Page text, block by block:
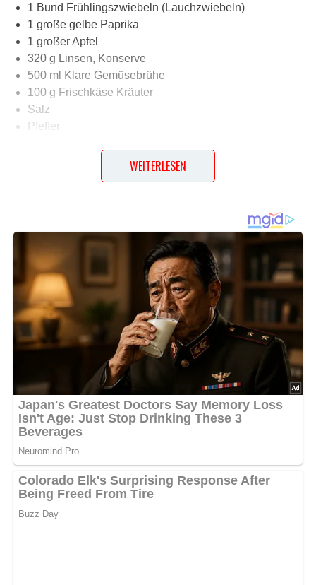
1 Bund Frühlingszwiebeln (Lauchzwiebeln)
1 große gelbe Paprika
1 großer Apfel
320 g Linsen, Konserve
500 ml Klare Gemüsebrühe
100 g Frischkäse Kräuter
Salz
Pfeffer
Dann hinterlasse doch bitte einen Kommentar am
Ende dieser Seite & auch eine Bewertung!
Und so wird es gemacht…
Kartoffeln schälen und in Würfel schneiden. Schinken in
einem großen Topf auslassen. Lauchzwiebeln in Ringe
schneiden und mit den Kartoffeln zum Schinken geben.
Kurz mitbraten. Linsen dazugeben und kurz schmoren,
dann mit der Gemüsebrühe aufgiessen und ca. 15 min
leicht köcheln lassen. Paprika und Apfel in kleine Würfel
schneiden, zur Suppe geben. Den Frischkäse in der
Suppe auflösen und nochmal 10 min leicht köcheln
lassen. Mit Salz, Pfeffer und Paprika pikant
abschmecken. Vor dem Servieren mit Petersilie
bestreuen.
WEITERLESEN